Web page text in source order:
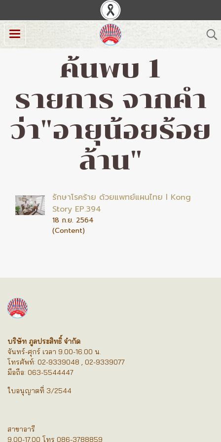
ค้นพบ 1
รายการ จากคำ
ว่า"อายุน้อยร้อย
ล้าน"
รักษาโรคร้าย ด้วยแพทย์แผนไทย l Kong
Story EP.394
18 ก.ย. 2564
(Content)
บริษัท ภูลประสิทธิ์ จำกัด
จันทร์-ศุกร์ เวลา 9.00-16.00 น.
โทรศัพท์: 02-9339048 , 02-9339077
มือถือ: 063-5544447
ใบอนุญาตที่ 3/2544
สาขาอารี
9.00-17.00 โทร 086-3788859